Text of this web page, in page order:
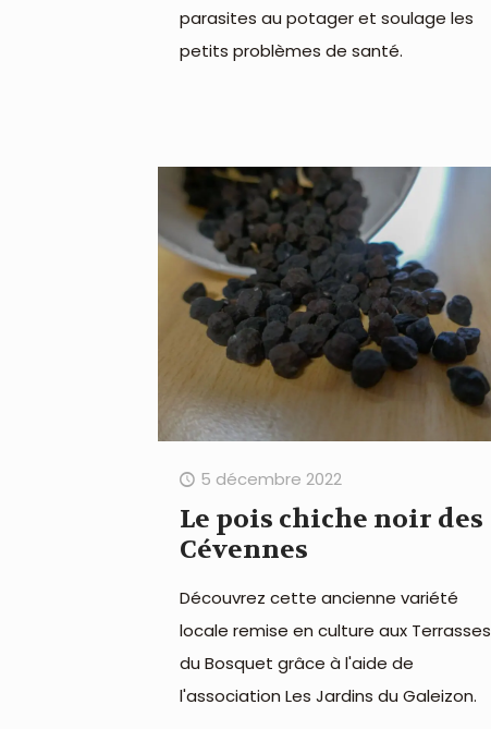
parasites au potager et soulage les
petits problèmes de santé.
5 décembre 2022
Le pois chiche noir des
Cévennes
Découvrez cette ancienne variété
locale remise en culture aux Terrasses
du Bosquet grâce à l'aide de
l'association Les Jardins du Galeizon.